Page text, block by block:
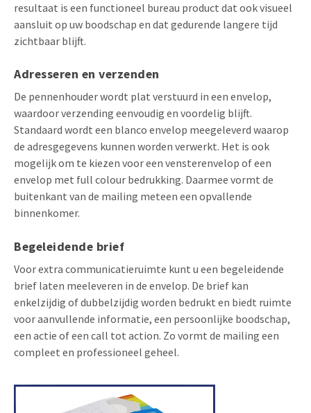
resultaat is een functioneel bureau product dat ook visueel
aansluit op uw boodschap en dat gedurende langere tijd
zichtbaar blijft.
Adresseren en verzenden
De pennenhouder wordt plat verstuurd in een envelop,
waardoor verzending eenvoudig en voordelig blijft.
Standaard wordt een blanco envelop meegeleverd waarop
de adresgegevens kunnen worden verwerkt. Het is ook
mogelijk om te kiezen voor een vensterenvelop of een
envelop met full colour bedrukking. Daarmee vormt de
buitenkant van de mailing meteen een opvallende
binnenkomer.
Begeleidende brief
Voor extra communicatieruimte kunt u een begeleidende
brief laten meeleveren in de envelop. De brief kan
enkelzijdig of dubbelzijdig worden bedrukt en biedt ruimte
voor aanvullende informatie, een persoonlijke boodschap,
een actie of een call tot action. Zo vormt de mailing een
compleet en professioneel geheel.